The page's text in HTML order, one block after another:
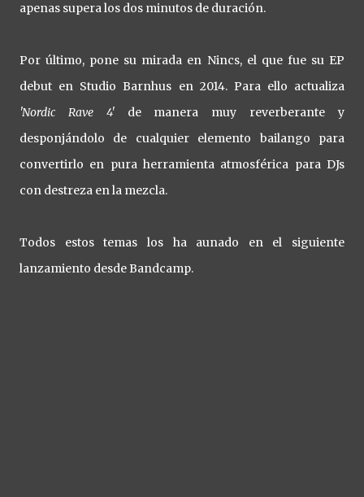
apenas supera los dos minutos de duración.
Por último, pone su mirada en Nincs, el que fue su EP
debut en Studio Barnhus en 2014. Para ello actualiza
'Nordic Rave 4'de manera muy reverberante y
desponjándolo de cualquier elemento bailango para
convertirlo en pura herramienta atmosférica para DJs
con destreza en la mezcla.
Todos estos temas los ha aunado en el siguiente
lanzamiento desde Bandcamp.